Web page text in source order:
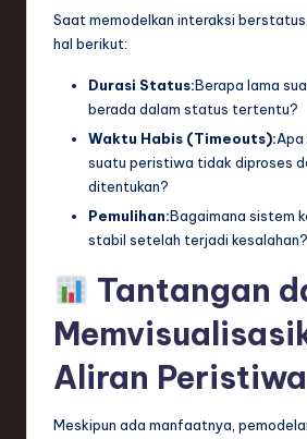
Saat memodelkan interaksi
hal berikut:
Durasi Status:Berapa lama
berada dalam status tertentu?
Waktu Habis (Timeouts):Apa
suatu peristiwa tidak diproses
ditentukan?
Pemulihan:Bagaimana sistem
stabil setelah terjadi kesalahan?
Tantangan
Aliran Peristiwa
Meskipun ada manfaatnya,